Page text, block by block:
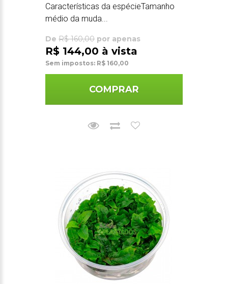
Características da espécieTamanho
médio da muda...
De R$ 160,00 por apenas
R$ 144,00 à vista
Sem impostos: R$ 160,00
COMPRAR